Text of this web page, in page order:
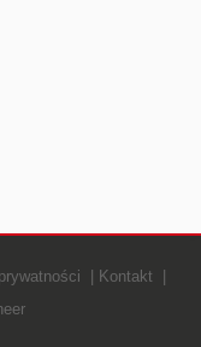
Kontakt